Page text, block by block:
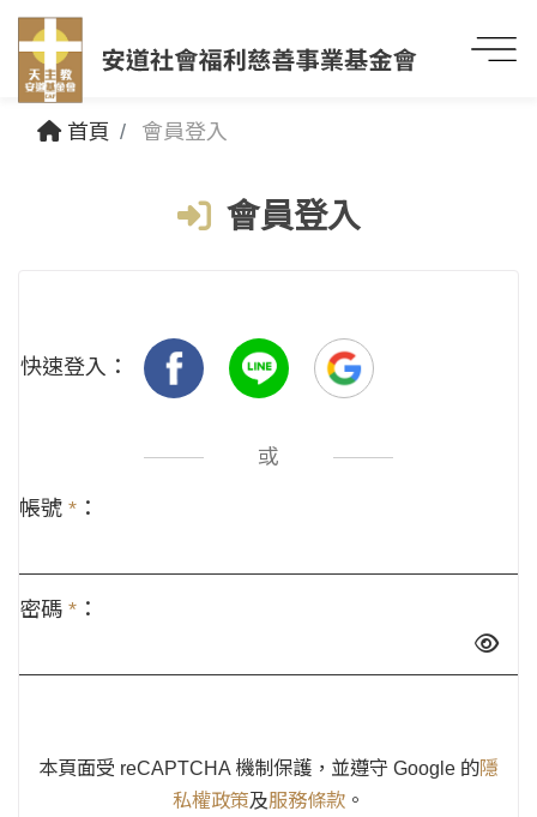
首頁 會員登入
會員登入
快速登入：
或
帳號 * ：
密碼 * ：
本頁面受 reCAPTCHA 機制保護，並遵守 Google 的隱
私權政策及服務條款 。